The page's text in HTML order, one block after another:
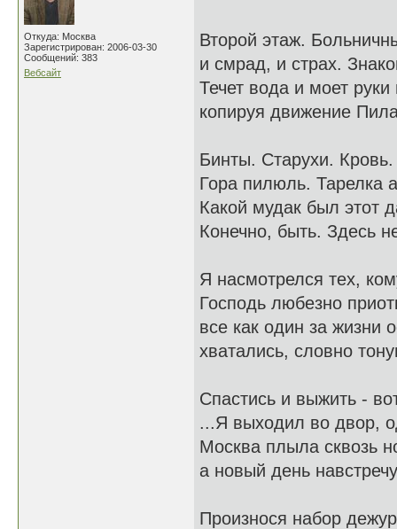
Откуда: Москва
Зарегистрирован: 2006-03-30
Сообщений: 383
Вебсайт
Второй этаж.
и смрад, и страх.
Течет вода и моет руки
копируя движение
Бинты. Старухи.
Гора пилюль. Тарелка
Какой мудак был этот
Конечно, быть. Здесь
Я насмотрелся тех,
Господь любезно
все как один за жизни
хватались, словно
Спастись и выжить -
...Я выходил во двор,
Москва плыла сквозь
а новый день
Произнося набор